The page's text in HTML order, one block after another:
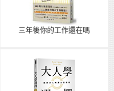
三年後你的工作還在嗎